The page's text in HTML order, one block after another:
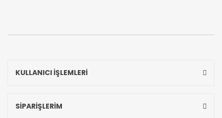
KULLANICI İŞLEMLERİ
SİPARİŞLERİM